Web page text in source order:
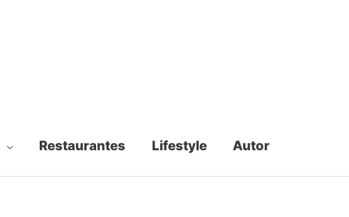
Restaurantes Lifestyle Autor